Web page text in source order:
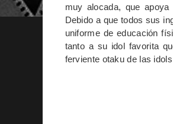
muy alocada, que apoya
Debido a que todos sus
uniforme de educación
tanto a su idol favorita
ferviente otaku de las